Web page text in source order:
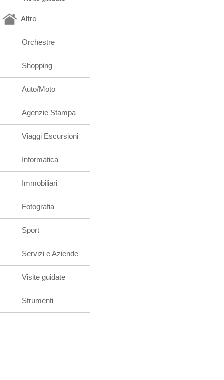
Altro
Orchestre
Shopping
Auto/Moto
Agenzie Stampa
Viaggi Escursioni
Informatica
Immobiliari
Fotografia
Sport
Servizi e Aziende
Visite guidate
Strumenti